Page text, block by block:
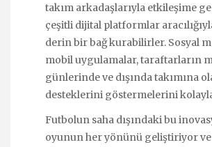
takım arkadaşlarıyla etkileşime
çeşitli dijital platformlar
derin bir bağ kurabilirler. Sosyal
mobil uygulamalar, taraftarların
günlerinde ve dışında takımına
desteklerini göstermelerini
Futbolun saha dışındaki bu
oyunun her yönünü geliştiriyor ve